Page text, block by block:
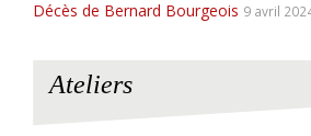
Décès de Bernard Bourgeois 9 avril
Ateliers